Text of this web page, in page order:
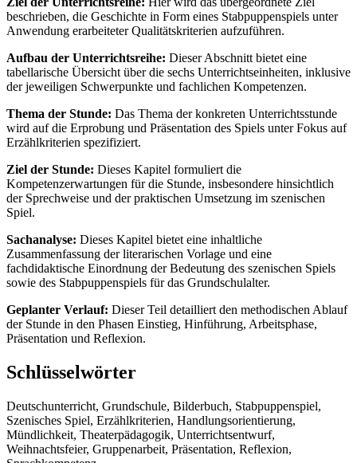
beschrieben, die Geschichte in Form eines Stabpuppenspiels unter
Anwendung erarbeiteter Qualitätskriterien aufzuführen.
Aufbau der Unterrichtsreihe: Dieser Abschnitt bietet eine
tabellarische Übersicht über die sechs Unterrichtseinheiten, inklusive
der jeweiligen Schwerpunkte und fachlichen Kompetenzen.
Thema der Stunde: Das Thema der konkreten Unterrichtsstunde
wird auf die Erprobung und Präsentation des Spiels unter Fokus auf
Erzählkriterien spezifiziert.
Ziel der Stunde: Dieses Kapitel formuliert die
Kompetenzerwartungen für die Stunde, insbesondere hinsichtlich
der Sprechweise und der praktischen Umsetzung im szenischen
Spiel.
Sachanalyse: Dieses Kapitel bietet eine inhaltliche
Zusammenfassung der literarischen Vorlage und eine
fachdidaktische Einordnung der Bedeutung des szenischen Spiels
sowie des Stabpuppenspiels für das Grundschulalter.
Geplanter Verlauf: Dieser Teil detailliert den methodischen Ablauf
der Stunde in den Phasen Einstieg, Hinführung, Arbeitsphase,
Präsentation und Reflexion.
Schlüsselwörter
Deutschunterricht, Grundschule, Bilderbuch, Stabpuppenspiel,
Szenisches Spiel, Erzählkriterien, Handlungsorientierung,
Mündlichkeit, Theaterpädagogik, Unterrichtsentwurf,
Weihnachtsfeier, Gruppenarbeit, Präsentation, Reflexion,